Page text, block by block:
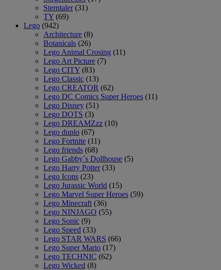
Sterntaler (31)
TY (69)
Lego (942)
Architecture (8)
Botanicals (26)
Lego Animal Crosing (11)
Lego Art Picture (7)
Lego CITY (83)
Lego Classic (13)
Lego CREATOR (62)
Lego DC Comics Super Heroes (11)
Lego Disney (51)
Lego DOTS (3)
Lego DREAMZzz (10)
Lego duplo (67)
Lego Fortnite (11)
Lego friends (68)
Lego Gabby´s Dollhouse (5)
Lego Harry Potter (33)
Lego Icons (23)
Lego Jurassic World (15)
Lego Marvel Super Heroes (59)
Lego Minecraft (36)
Lego NINJAGO (55)
Lego Sonic (9)
Lego Speed (33)
Lego STAR WARS (66)
Lego Super Mario (17)
Lego TECHNIC (62)
Lego Wicked (8)